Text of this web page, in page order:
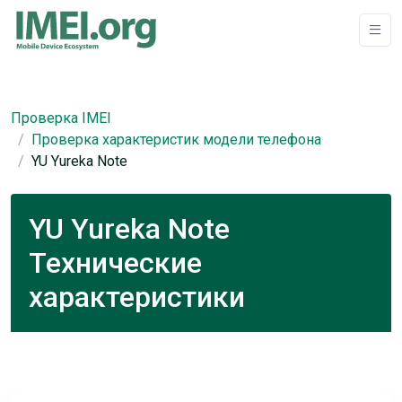
Проверка IMEI
Проверка характеристик модели телефона
YU Yureka Note
YU Yureka Note
Технические
характеристики